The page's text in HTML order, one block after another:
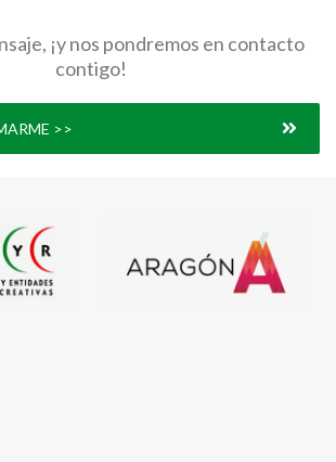
¡y nos pondremos en contacto
contigo!
>>